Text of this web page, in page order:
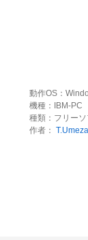
動作OS：
機種：IBM-PC
種類：フリーソ
作者：